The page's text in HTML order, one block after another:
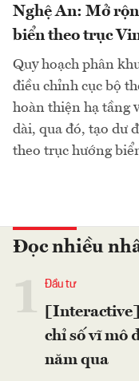
Nghệ An: Mở
biển theo trục
Quy hoạch phân
điều chỉnh cục bộ
hoàn thiện hạ tầng
dài, qua đó, tạo dư
theo trục hướng
Đọc nhiều
Đầu tư
chỉ số vĩ mô
năm qua